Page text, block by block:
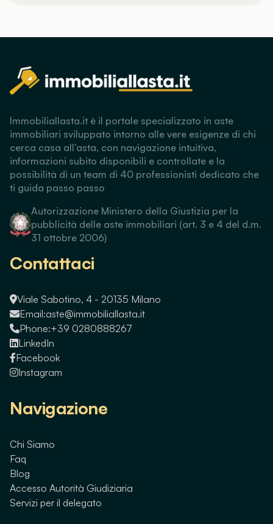
Immobiliallasta.it è il portale specializzato in aste
immobiliari sviluppato intorno alle vere esigenze di chi
cerca casa all’asta, con navigazione intuitiva,
informazioni subito disponibili e controllate e la
possibilità di un team di 40 professionisti dedicato che
ti guida passo passo
Autorizzazione Ministero della Giustizia per la
pubblicità delle aste immobiliari (art. 3 e 4 del d.m.
31 ottobre 2006)
Contattaci
Viale Sabotino, 4 - 20135 Milano
Email:aste@immobiliallasta.it
Phone:+39 0280888267
LinkedIn
Facebook
Instagram
Navigazione
Chi Siamo
Faq
Blog
Accesso Autorità Giudiziaria
Servizi per il delegato